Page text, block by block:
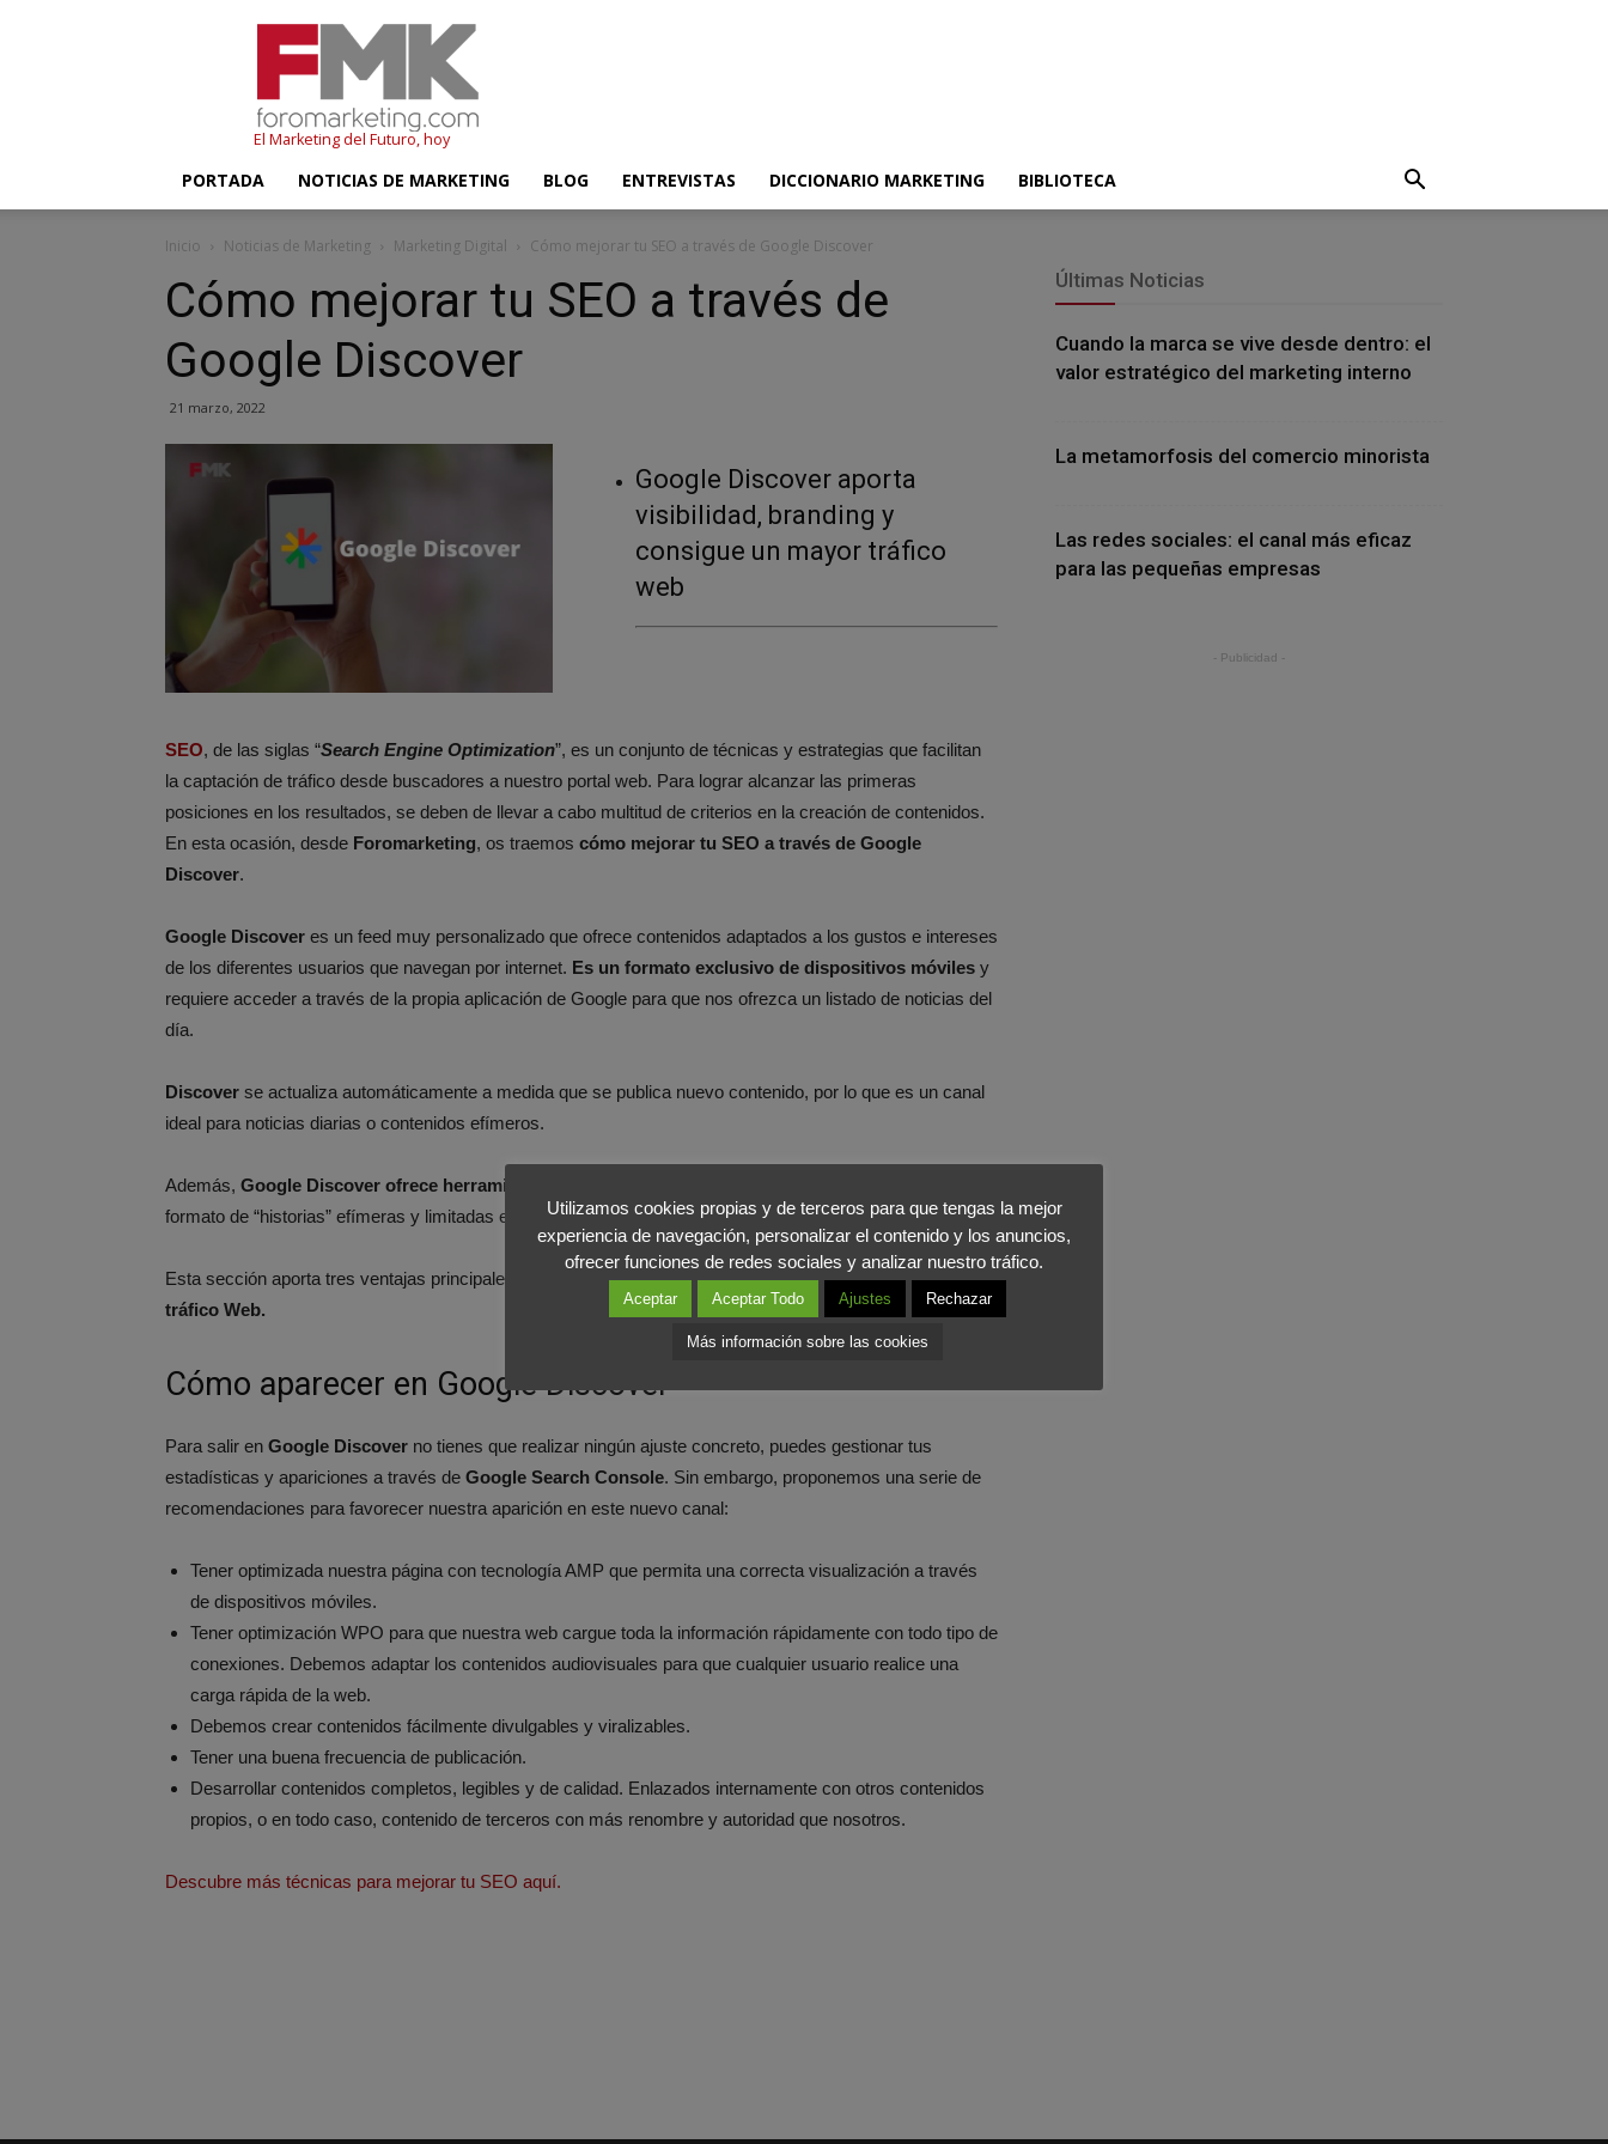
El Marketing del Futuro, hoy
PORTADA NOTICIAS DE MARKETING BLOG ENTREVISTAS DICCIONARIO MARKETING BIBLIOTECA
Inicio Noticias de Marketing Marketing Digital Cómo mejorar tu SEO a través de Google Discover
Cómo mejorar tu SEO a través de
Google Discover
21 marzo, 2022
Google Discover aporta
visibilidad, branding y
consigue un mayor tráfico
web
SEO, de las siglas “Search Engine Optimization”, es un conjunto de técnicas y estrategias que facilitan
la captación de tráfico desde buscadores a nuestro portal web. Para lograr alcanzar las primeras
posiciones en los resultados, se deben de llevar a cabo multitud de criterios en la creación de contenidos.
En esta ocasión, desde Foromarketing, os traemos cómo mejorar tu SEO a través de Google
Discover.
Google Discover es un feed muy personalizado que ofrece contenidos adaptados a los gustos e intereses
de los diferentes usuarios que navegan por internet. Es un formato exclusivo de dispositivos móviles y
requiere acceder a través de la propia aplicación de Google para que nos ofrezca un listado de noticias del
día.
Discover se actualiza automáticamente a medida que se publica nuevo contenido, por lo que es un canal
ideal para noticias diarias o contenidos efímeros.
Además, Google Discover ofrece herramientas de creación como las Google Stories
formato de “historias” efímeras y limitadas en el tiempo de Instagram o Snapchat.
Esta sección aporta tres ventajas principales:
Visibilidad, Branding para nuestra marca y un mayor
tráfico Web.
Cómo aparecer en Google Discover
Para salir en Google Discover no tienes que realizar ningún ajuste concreto, puedes gestionar tus
estadísticas y apariciones a través de Google Search Console. Sin embargo, proponemos una serie de
recomendaciones para favorecer nuestra aparición en este nuevo canal:
Tener optimizada nuestra página con tecnología AMP que permita una correcta visualización a través
de dispositivos móviles.
Tener optimización WPO para que nuestra web cargue toda la información rápidamente con todo tipo de
conexiones. Debemos adaptar los contenidos audiovisuales para que cualquier usuario realice una
carga rápida de la web.
Debemos crear contenidos fácilmente divulgables y viralizables.
Tener una buena frecuencia de publicación.
Desarrollar contenidos completos, legibles y de calidad. Enlazados internamente con otros contenidos
propios, o en todo caso, contenido de terceros con más renombre y autoridad que nosotros.
Descubre más técnicas para mejorar tu SEO aquí.
Últimas Noticias
Cuando la marca se vive desde dentro: el
valor estratégico del marketing interno
La metamorfosis del comercio minorista
Las redes sociales: el canal más eficaz
para las pequeñas empresas
- Publicidad -
Utilizamos cookies propias y de terceros para que tengas la mejor
experiencia de navegación, personalizar el contenido y los anuncios,
ofrecer funciones de redes sociales y analizar nuestro tráfico.
Aceptar Aceptar Todo Ajustes Rechazar
Más información sobre las cookies